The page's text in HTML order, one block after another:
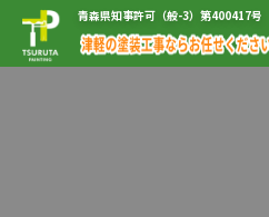
青森県知事許可（般-3）第400417号